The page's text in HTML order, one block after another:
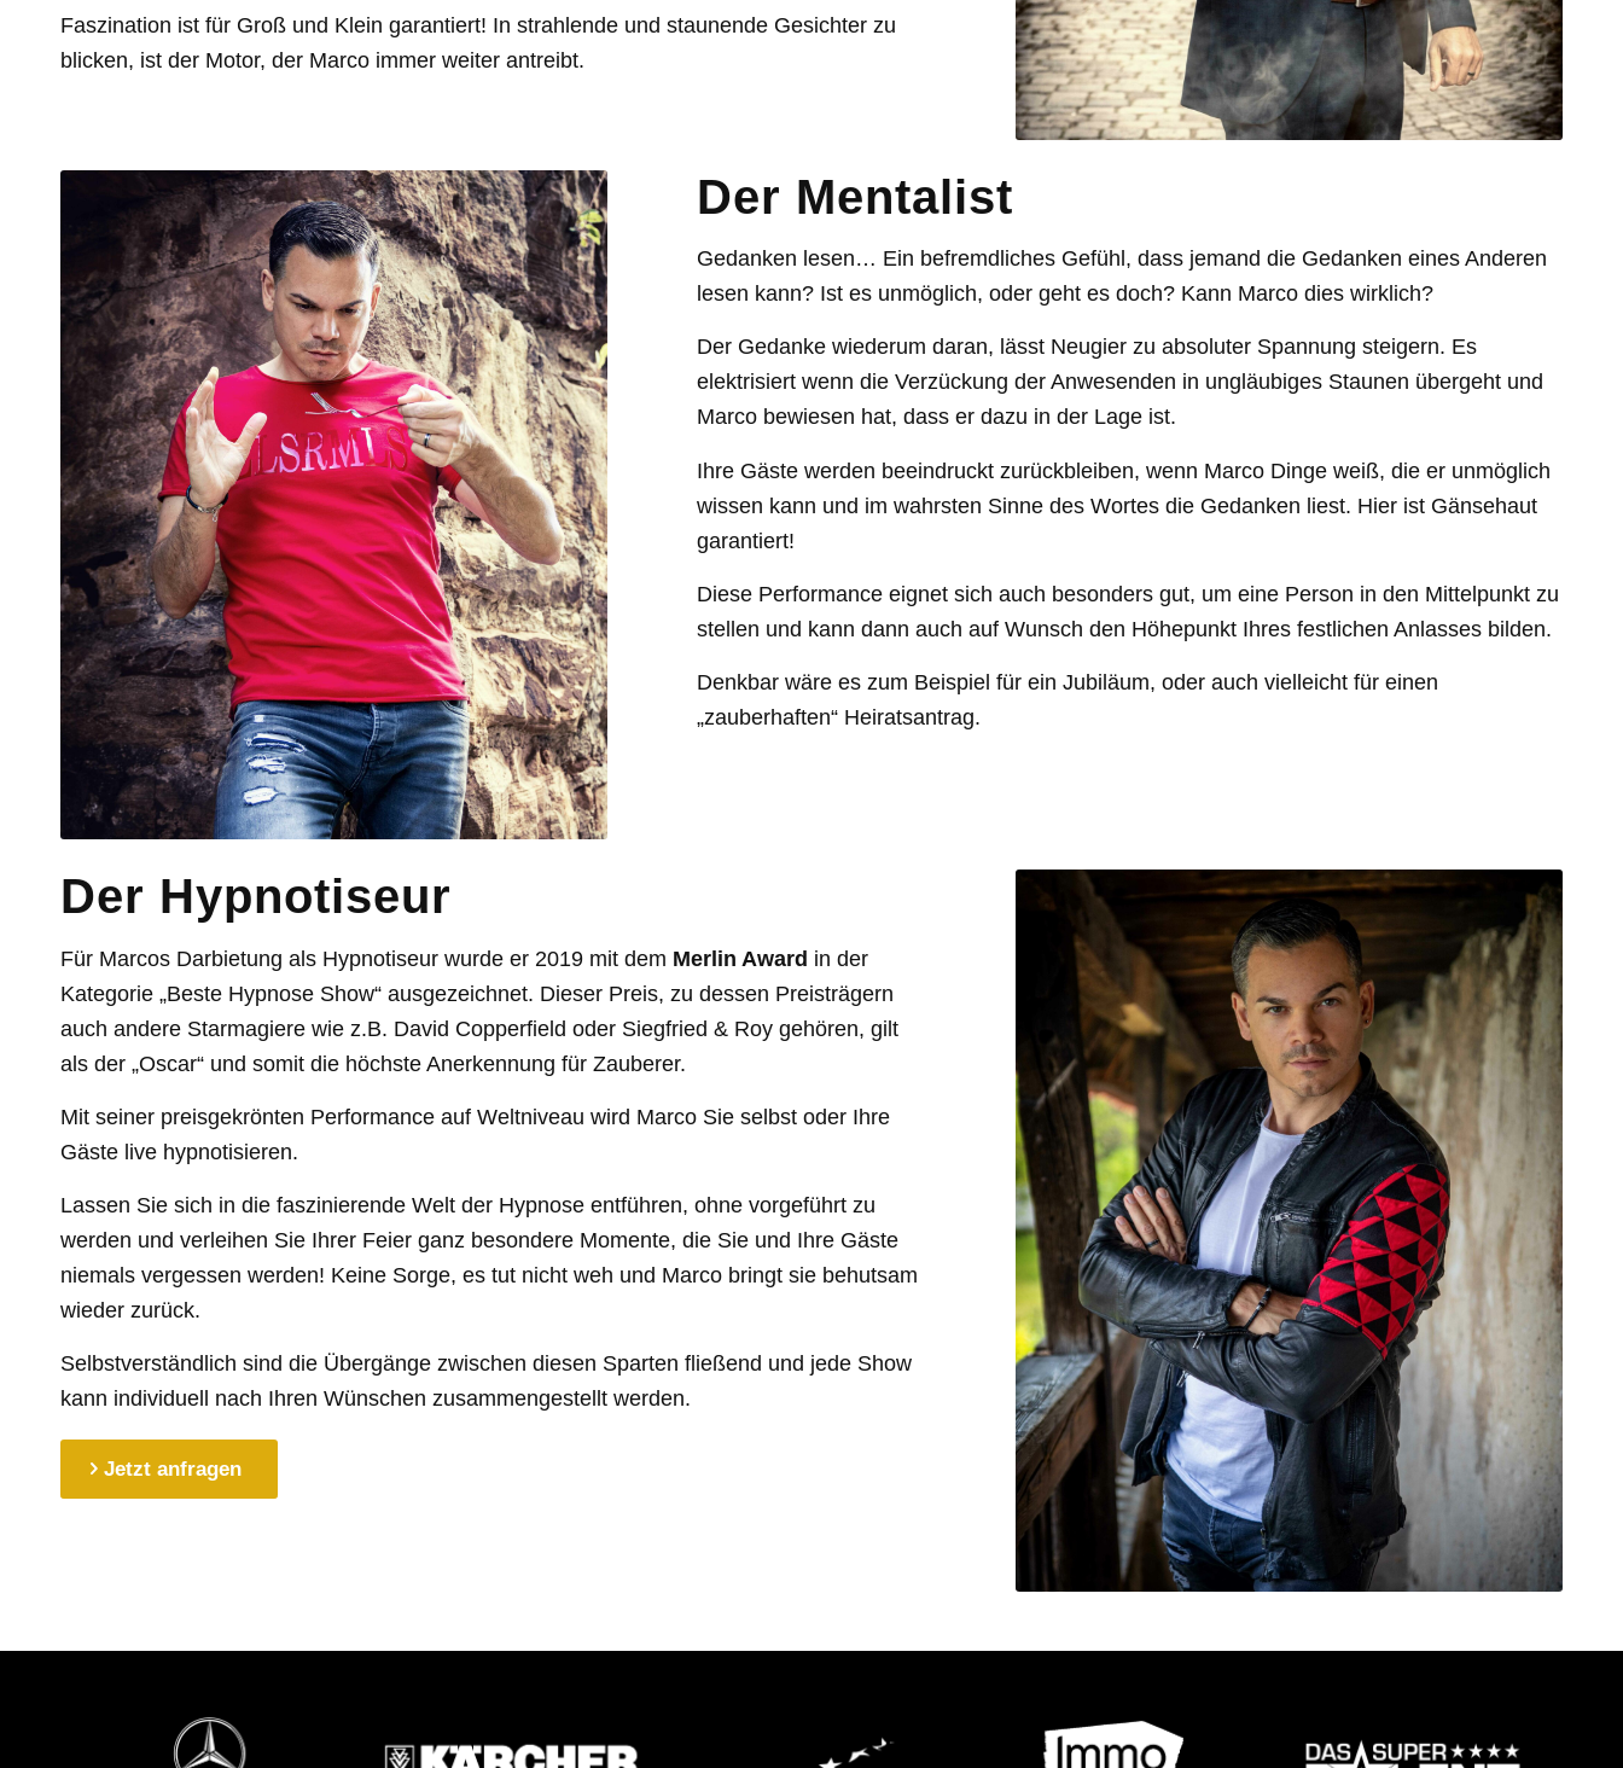
Faszination ist für Groß und Klein garantiert! In strahlende und staunende Gesichter zu
blicken, ist der Motor, der Marco immer weiter antreibt.
Der Mentalist
Gedanken lesen… Ein befremdliches Gefühl, dass jemand die Gedanken eines Anderen
lesen kann? Ist es unmöglich, oder geht es doch? Kann Marco dies wirklich?
Der Gedanke wiederum daran, lässt Neugier zu absoluter Spannung steigern. Es
elektrisiert wenn die Verzückung der Anwesenden in ungläubiges Staunen übergeht und
Marco bewiesen hat, dass er dazu in der Lage ist.
Ihre Gäste werden beeindruckt zurückbleiben, wenn Marco Dinge weiß, die er unmöglich
wissen kann und im wahrsten Sinne des Wortes die Gedanken liest. Hier ist Gänsehaut
garantiert!
Diese Performance eignet sich auch besonders gut, um eine Person in den Mittelpunkt zu
stellen und kann dann auch auf Wunsch den Höhepunkt Ihres festlichen Anlasses bilden.
Denkbar wäre es zum Beispiel für ein Jubiläum, oder auch vielleicht für einen
„zauberhaften“ Heiratsantrag.
Der Hypnotiseur
Für Marcos Darbietung als Hypnotiseur wurde er 2019 mit dem Merlin Award in der
Kategorie „Beste Hypnose Show“ ausgezeichnet. Dieser Preis, zu dessen Preisträgern
auch andere Starmagiere wie z.B. David Copperfield oder Siegfried & Roy gehören, gilt
als der „Oscar“ und somit die höchste Anerkennung für Zauberer.
Mit seiner preisgekrönten Performance auf Weltniveau wird Marco Sie selbst oder Ihre
Gäste live hypnotisieren.
Lassen Sie sich in die faszinierende Welt der Hypnose entführen, ohne vorgeführt zu
werden und verleihen Sie Ihrer Feier ganz besondere Momente, die Sie und Ihre Gäste
niemals vergessen werden! Keine Sorge, es tut nicht weh und Marco bringt sie behutsam
wieder zurück.
Selbstverständlich sind die Übergänge zwischen diesen Sparten fließend und jede Show
kann individuell nach Ihren Wünschen zusammengestellt werden.
Jetzt anfragen